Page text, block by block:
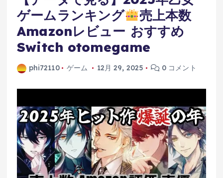
ゲームランキング
売上本数
Amazonレビュー おすすめ
Switch otomegame
phi72110 ゲーム 12月 29, 2025 0 コメント